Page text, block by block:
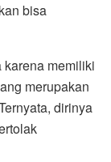
bisa
memiliki
merupakan
dirinya